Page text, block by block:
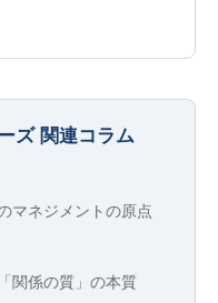
ズ 関連コラム
マネジメントの原点
関係の質」の本質